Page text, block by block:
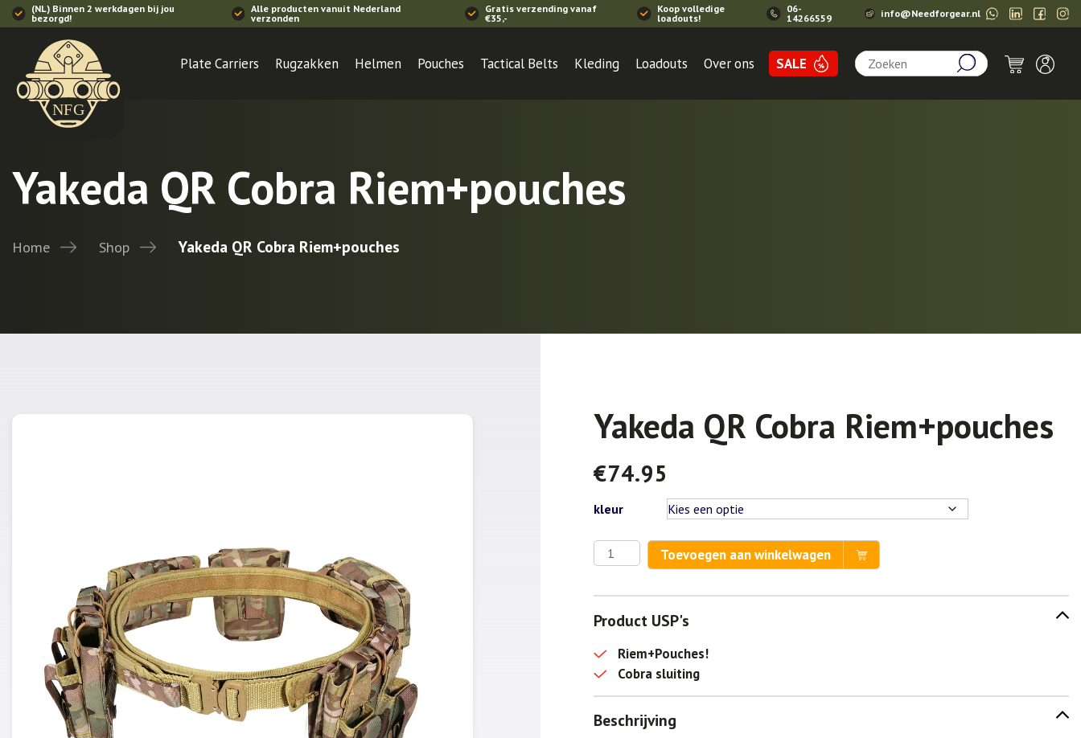
(NL) Binnen 2 werkdagen bij jou
bezorgd!
Alle producten vanuit Nederland
verzonden
Gratis verzending vanaf
€35,-
Koop volledige
loadouts!
06-
14266559
info@Needforgear.nl
Plate Carriers Rugzakken Helmen Pouches Tactical Belts Kleding Loadouts Over ons SALE Zoeken:
Yakeda QR Cobra Riem+pouches
Home Shop Yakeda QR Cobra Riem+pouches
Yakeda QR Cobra Riem+pouches
€74.95
kleur
Yakeda
QR
aantal
Toevoegen aan winkelwagen
Product USP's
Riem+Pouches!
Cobra sluiting
Beschrijving